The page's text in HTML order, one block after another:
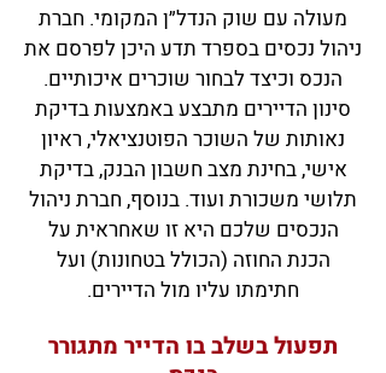
מעולה עם שוק הנדל״ן המקומי. חברת
ניהול נכסים בספרד תדע היכן לפרסם את
הנכס וכיצד לבחור שוכרים איכותיים.
סינון הדיירים מתבצע באמצעות בדיקת
נאותות של השוכר הפוטנציאלי, ראיון
אישי, בחינת מצב חשבון הבנק, בדיקת
תלושי משכורת ועוד. בנוסף, חברת ניהול
הנכסים שלכם היא זו שאחראית על
הכנת החוזה (הכולל בטחונות) ועל
חתימתו עליו מול הדיירים.
תפעול בשלב בו הדייר מתגורר